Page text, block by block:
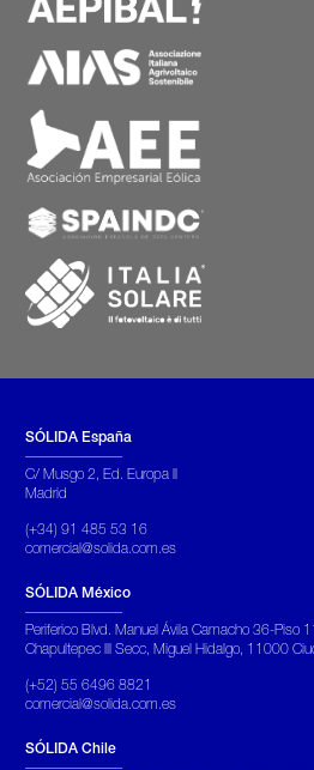
SÓLIDA España
C/ Musgo 2, Ed. Europa II
Madrid
(+34) 91 485 53 16
comercial@solida.com.es
SÓLIDA México
Periferico Blvd. Manuel Ávila Camacho 36-Piso
Chapultepec III Secc, Miguel Hidalgo, 11000
(+52) 55 6496 8821
comercial@solida.com.es
SÓLIDA Chile